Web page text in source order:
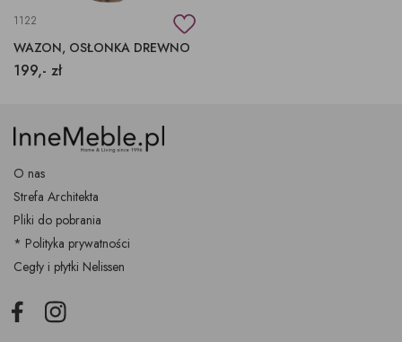
1122
WAZON, OSŁONKA DREWNO
199,- zł
O nas
Strefa Architekta
Pliki do pobrania
* Polityka prywatności
Cegły i płytki Nelissen
FacebookInstagram